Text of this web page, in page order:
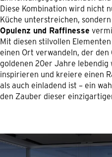
Diese Kombination wird nicht
Küche unterstreichen,
Opulenz und Raffinesse
Mit diesen stilvollen
einen Ort verwandeln, der den
goldenen 20er Jahre lebendig
inspirieren und kreiere einen
als auch einladend ist – ein
den Zauber dieser